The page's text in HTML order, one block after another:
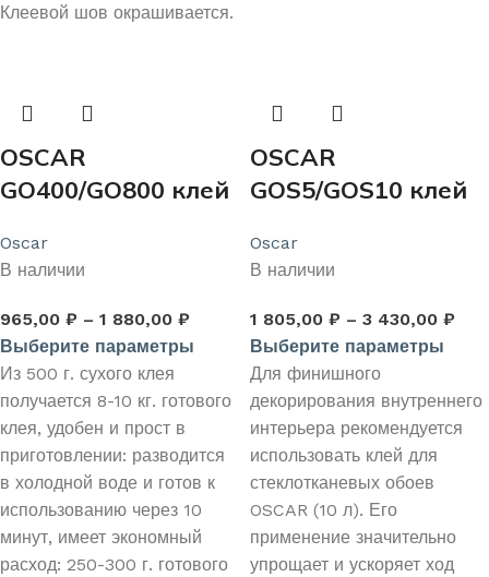
Клеевой шов окрашивается.
OSCAR
GO400/GO800 клей
Oscar
В наличии
965,00 ₽ – 1 880,00 ₽
Выберите параметры
Из 500 г. сухого клея
получается 8-10 кг. готового
клея, удобен и прост в
приготовлении: разводится
в холодной воде и готов к
использованию через 10
минут, имеет экономный
расход: 250-300 г. готового
OSCAR
GOS5/GOS10 клей
готовый к
Oscar
В наличии
1 805,00 ₽ – 3 430,00 ₽
Выберите параметры
Для финишного
декорирования внутреннего
интерьера рекомендуется
использовать клей для
стеклотканевых обоев
OSCAR (10 л). Его
применение значительно
упрощает и ускоряет ход